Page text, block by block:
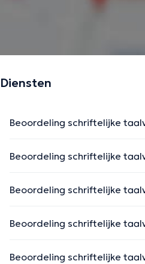
Diensten
Beoordeling schriftelijke
Beoordeling schriftelijke
Beoordeling schriftelijke
Beoordeling schriftelijke
Beoordeling schriftelijke